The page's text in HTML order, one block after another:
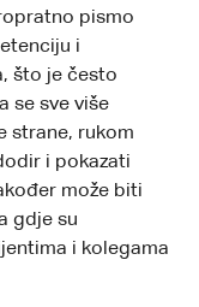
pismo
i
što je često
se sve više
strane, rukom
i pokazati
može biti
gdje su
i kolegama